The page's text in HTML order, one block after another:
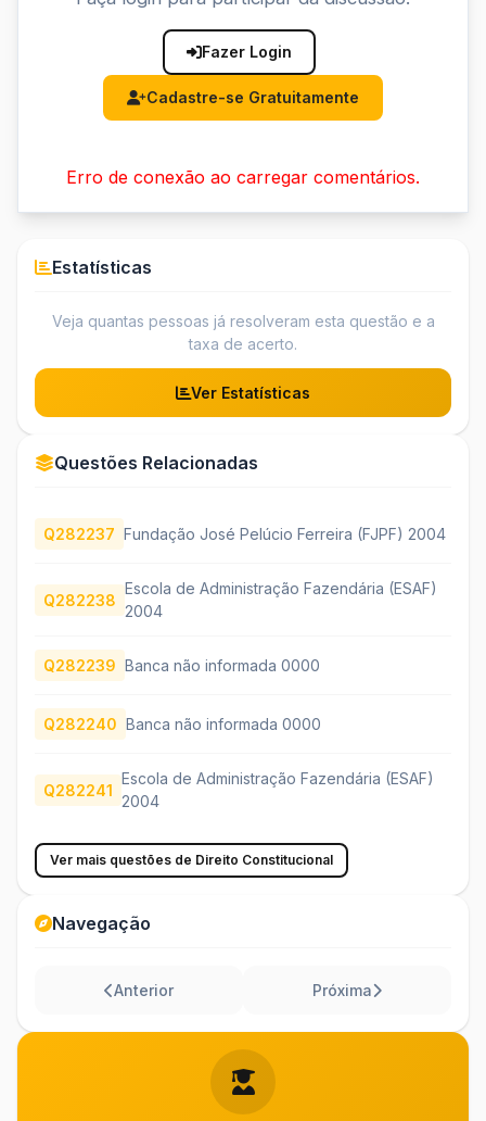
Fazer Login
Cadastre-se Gratuitamente
Erro de conexão ao carregar comentários.
Estatísticas
Veja quantas pessoas já resolveram esta questão e a
taxa de acerto.
Ver Estatísticas
Questões Relacionadas
Q282237 Fundação José Pelúcio Ferreira (FJPF) 2004
Q282238
Escola de Administração Fazendária (ESAF)
2004
Q282239 Banca não informada 0000
Q282240 Banca não informada 0000
Q282241
Escola de Administração Fazendária (ESAF)
2004
Ver mais questões de Direito Constitucional
Navegação
Anterior Próxima